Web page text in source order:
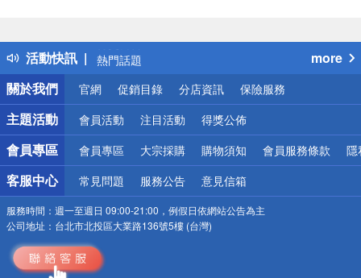
活動快訊
得獎公告
熱門話題
銀行優惠
偏遠地區配送
詐騙網頁！請小心！
more
關於我們
官網 促銷目錄 分店資訊 保險服務
主題活動 會員活動 注目活動 得獎公佈
會員專區 會員專區 大宗採購 購物須知 會員服務條款 隱
客服中心 常見問題 服務公告 意見信箱
服務時間： 週一至週日 09:00-21:00，例假日依網站公告為主
公司地址： 台北市北投區大業路136號5樓 (台灣)